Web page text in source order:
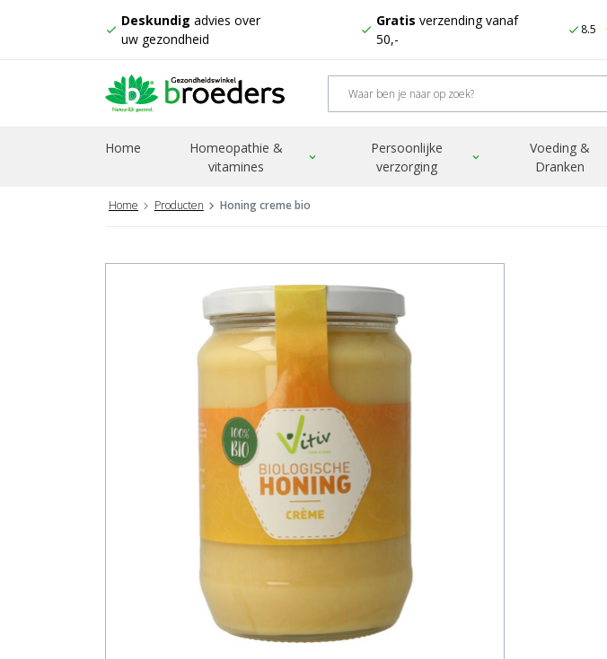
check
Deskundig advies over
uw gezondheid
check
Gratis verzending vanaf
50,-
check 8.5
Home
Homeopathie &
vitamines
expand_more
Persoonlijke
verzorging
expand_more
Voeding &
Dranken
Home Producten Honing creme bio